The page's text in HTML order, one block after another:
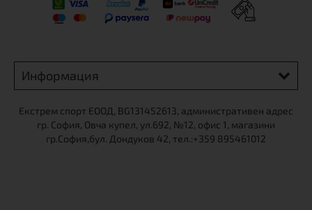
Информация
Екстрем спорт ЕООД, BG131452613, административен адрес
гр. София, Овча купел, ул.692, №12, офис 1, магазини
гр.София,бул. Дондуков 42, тел.:+359 895461012